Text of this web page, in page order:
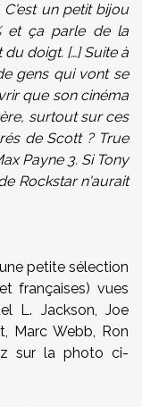
un petit bijou
et ça parle de la
doigt. […] Suite à
gens qui vont se
que son cinéma
surtout sur ces
de Scott ? True
Payne 3. Si Tony
Rockstar n'aurait
petite sélection
françaises) vues
L. Jackson, Joe
Marc Webb, Ron
sur la photo ci-